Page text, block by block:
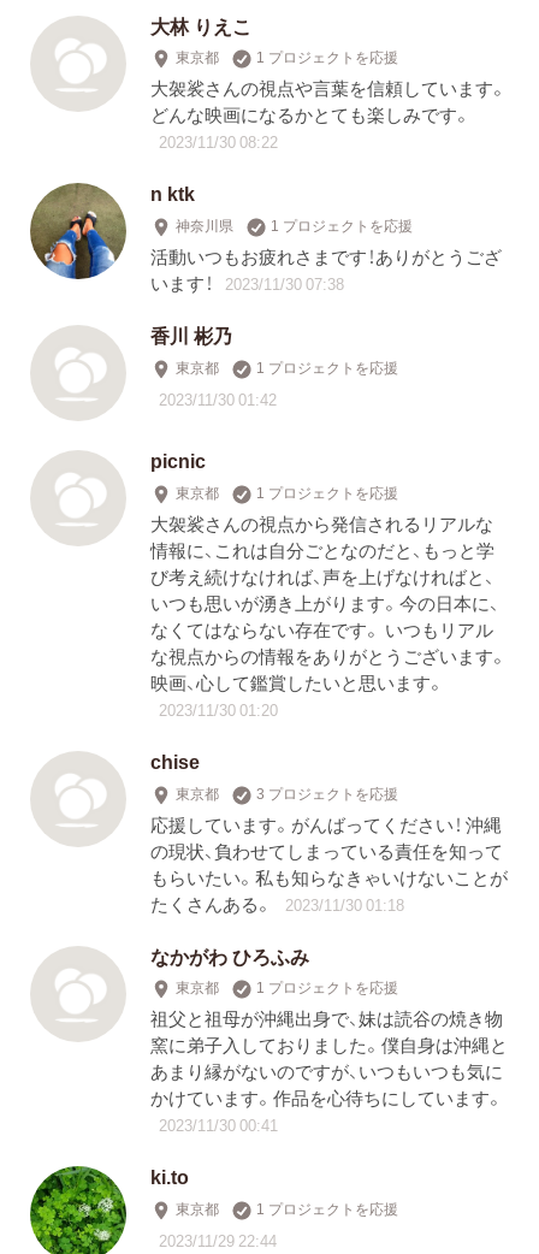
大林 りえこ
東京都 1 プロジェクトを応援
大袈裟さんの視点や言葉を信頼しています。
どんな映画になるかとても楽しみです。
2023/11/30 08:22
n ktk
神奈川県 1 プロジェクトを応援
活動いつもお疲れさまです！ありがとうござ
います！
2023/11/30 07:38
香川 彬乃
東京都 1 プロジェクトを応援
2023/11/30 01:42
picnic
東京都 1 プロジェクトを応援
大袈裟さんの視点から発信されるリアルな
情報に、これは自分ごとなのだと、もっと学
び考え続けなければ、声を上げなければと、
いつも思いが湧き上がります。今の日本に、
なくてはならない存在です。 いつもリアル
な視点からの情報をありがとうございます。
映画、心して鑑賞したいと思います。
2023/11/30 01:20
chise
東京都 3 プロジェクトを応援
応援しています。がんばってください！ 沖縄
の現状、負わせてしまっている責任を知って
もらいたい。私も知らなきゃいけないことが
たくさんある。
2023/11/30 01:18
なかがわ ひろふみ
東京都 1 プロジェクトを応援
祖父と祖母が沖縄出身で、妹は読谷の焼き物
窯に弟子入しておりました。僕自身は沖縄と
あまり縁がないのですが、いつもいつも気に
かけています。作品を心待ちにしています。
2023/11/30 00:41
ki.to
東京都 1 プロジェクトを応援
2023/11/29 22:44